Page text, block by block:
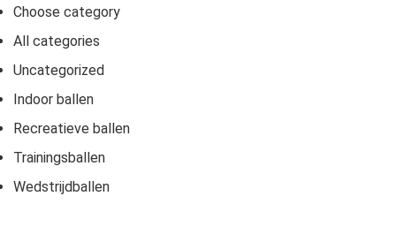
Choose category
All categories
Uncategorized
Indoor ballen
Recreatieve ballen
Trainingsballen
Wedstrijdballen